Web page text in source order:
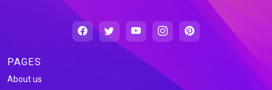
PAGES
About us